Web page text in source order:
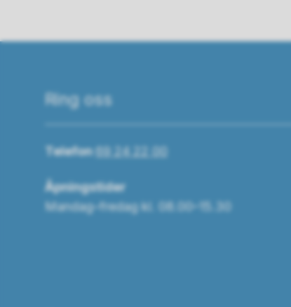
Ring oss
Telefon69 24 22 00
Åpningstider
Mandag–fredag kl. 08.00–15.30